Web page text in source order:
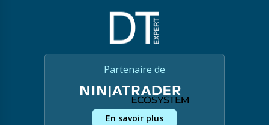
Partenaire de
En savoir plus